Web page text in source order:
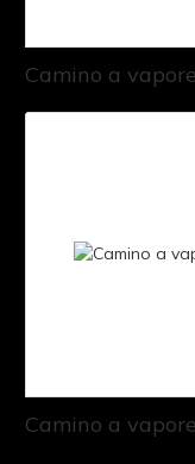
Camino a
Camino a